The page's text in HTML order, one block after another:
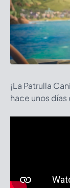
¡La Patrulla
hace unos